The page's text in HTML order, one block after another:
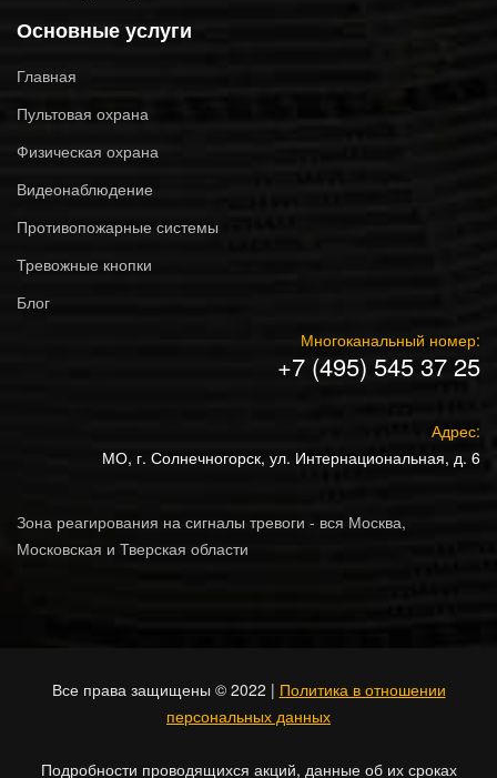
Основные услуги
Главная
Пультовая охрана
Физическая охрана
Видеонаблюдение
Противопожарные системы
Тревожные кнопки
Блог
Многоканальный номер:
+7 (495) 545 37 25
Адрес:
МО, г. Солнечногорск, ул. Интернациональная, д. 6
Зона реагирования на сигналы тревоги - вся Москва,
Московская и Тверская области
Все права защищены © 2022 | Политика в отношении
персональных данных
Подробности проводящихся акций, данные об их сроках